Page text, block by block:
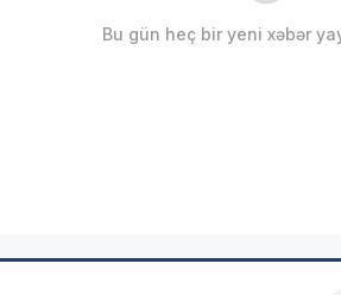
Bu gün heç bir yeni xəbər